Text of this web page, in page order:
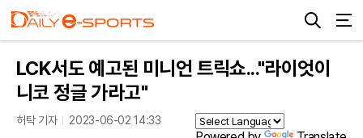
LCK서도 예고된 미니언 트릭쇼..."라이엇이
니코 정글 가라고"
허탁 기자 2023-06-02 14:33